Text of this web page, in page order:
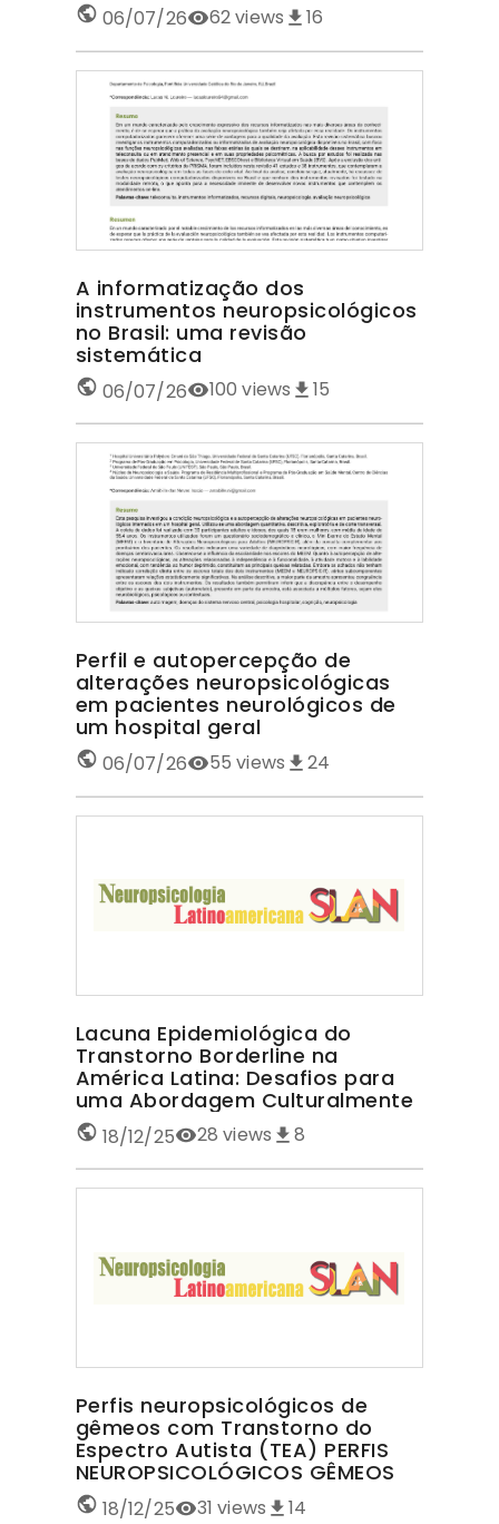
06/07/26 62views 16
A informatização dos
instrumentos neuropsicológicos
no Brasil: uma revisão
sistemática
06/07/26 100 views 15
Perfil e autopercepção de
alterações neuropsicológicas
em pacientes neurológicos de
um hospital geral
06/07/26 55 views 24
Lacuna Epidemiológica do
Transtorno Borderline na
América Latina: Desafios para
uma Abordagem Culturalmente
Sensível TRANSTORNO
BORDERLINE NA AMÉRICA LATINA
18/12/25 28 views 8
Perfis neuropsicológicos de
gêmeos com Transtorno do
Espectro Autista (TEA) PERFIS
NEUROPSICOLÓGICOS GÊMEOS
COM TEA
18/12/25 31 views 14